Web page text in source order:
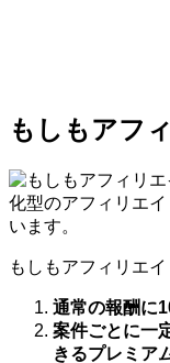
もしもアフ
化型のアフィリエ
います。
もしもアフィリエ
通常の報酬に
案件ごとに一
きるプレミア